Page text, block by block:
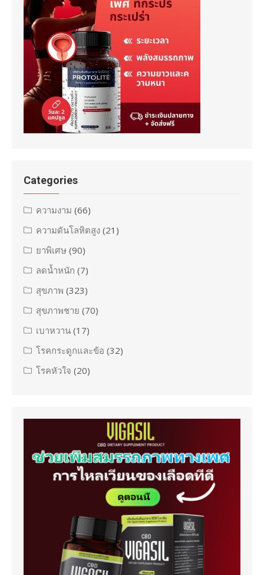
Categories
ความงาม (66)
ความดันโลหิตสูง (21)
ยาพิเศษ (90)
ลดน้ำหนัก (7)
สุขภาพ (323)
สุขภาพชาย (70)
เบาหวาน (17)
โรคกระดูกและข้อ (32)
โรคหัวใจ (20)